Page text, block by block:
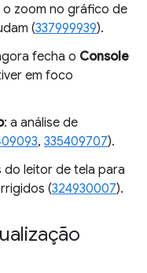
zoom no gráfico de
(337999939).
fecha o Console
em foco
: a análise de
, 335409707).
do leitor de tela para
(324930007).